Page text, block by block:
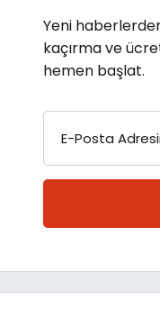
Yeni
kaçırma ve
hemen başlat.
E-Posta